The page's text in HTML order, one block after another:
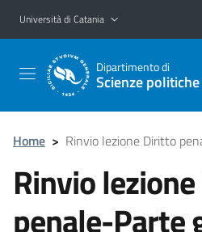
Vai al contenuto principale
Vai al menu di navigazione
Università di Catania
Dipartimento di
Scienze
Home > Rinvio lezione Diritto
Rinvio
penale-Parte